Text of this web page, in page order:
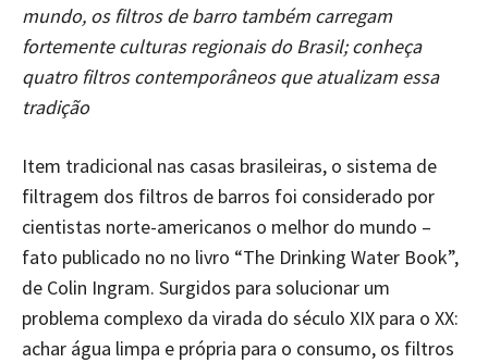
mundo, os filtros de barro também carregam
fortemente culturas regionais do Brasil; conheça
quatro filtros contemporâneos que atualizam essa
tradição
Item tradicional nas casas brasileiras, o sistema de
filtragem dos filtros de barros foi considerado por
cientistas norte-americanos o melhor do mundo –
fato publicado no no livro “The Drinking Water Book”,
de Colin Ingram. Surgidos para solucionar um
problema complexo da virada do século XIX para o XX:
achar água limpa e própria para o consumo, os filtros